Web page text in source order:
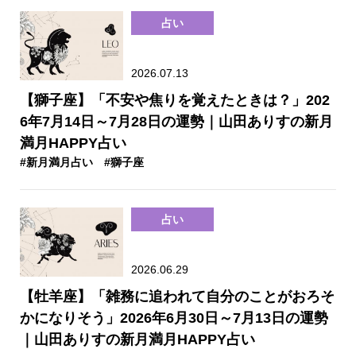
占い
2026.07.13
【獅子座】「不安や焦りを覚えたときは？」202
6年7月14日～7月28日の運勢｜山田ありすの新月
満月HAPPY占い
#新月満月占い #獅子座
占い
2026.06.29
【牡羊座】「雑務に追われて自分のことがおろそ
かになりそう」2026年6月30日～7月13日の運勢
｜山田ありすの新月満月HAPPY占い